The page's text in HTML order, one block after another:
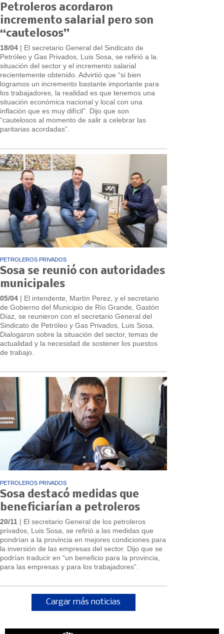
Petroleros acordaron
incremento salarial pero son
“cautelosos”
18/04 | El secretario General del Sindicato de
Petróleo y Gas Privados, Luis Sosa, se refirió a la
situación del sector y el incremento salarial
recientemente obtenido. Advirtió que “si bien
logramos un incremento bastante importante para
los trabajadores, la realidad es que tenemos una
situación económica nacional y local con una
inflación que es muy difícil”. Dijo que son
“cautelosos al momento de salir a celebrar las
paritarias acordadas”.
PETROLEROS PRIVADOS
Sosa se reunió con autoridades
municipales
05/04 | El intendente, Martín Perez, y el secretario
de Gobierno del Municipio de Río Grande, Gastón
Díaz, se reunieron con el secretario General del
Sindicato de Petróleo y Gas Privados, Luis Sosa.
Dialogaron sobre la situación del sector, temas de
actualidad y la necesidad de sostener los puestos
de trabajo.
PETROLEROS PRIVADOS
Sosa destacó medidas que
beneficiarían a petroleros
20/11 | El secretario General de los petroleros
privados, Luis Sosa, se refirió a las medidas que
pondrían a la provincia en mejores condiciones para
la inversión de las empresas del sector. Dijo que se
podrían traducir en “un beneficio para la provincia,
para las empresas y para los trabajadores”.
Cargar más noticias